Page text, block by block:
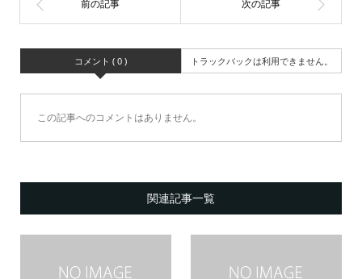
コメント ( 0 ) トラックバックは利用できません。
この記事へのコメントはありません。
関連記事一覧